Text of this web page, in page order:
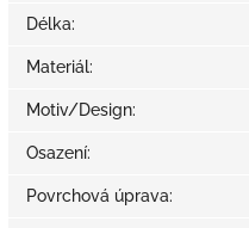
Délka:
Materiál:
Motiv/Design:
Osazení:
Povrchová úprava: